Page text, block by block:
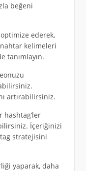
beğeni
optimize ederek,
kelimeleri
tanımlayın.
artırabilirsiniz.
hashtag’ler
İçeriğinizi
stratejisini
yaparak, daha